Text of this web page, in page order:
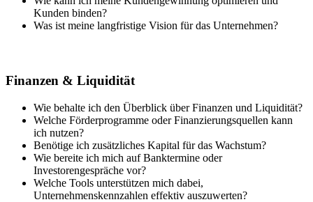
Kunden binden?
Was ist meine langfristige Vision für das Unternehmen?
Finanzen & Liquidität
Wie behalte ich den Überblick über Finanzen und Liquidität?
Welche Förderprogramme oder Finanzierungsquellen kann
ich nutzen?
Benötige ich zusätzliches Kapital für das Wachstum?
Wie bereite ich mich auf Banktermine oder
Investorengespräche vor?
Welche Tools unterstützen mich dabei,
Unternehmenskennzahlen effektiv auszuwerten?